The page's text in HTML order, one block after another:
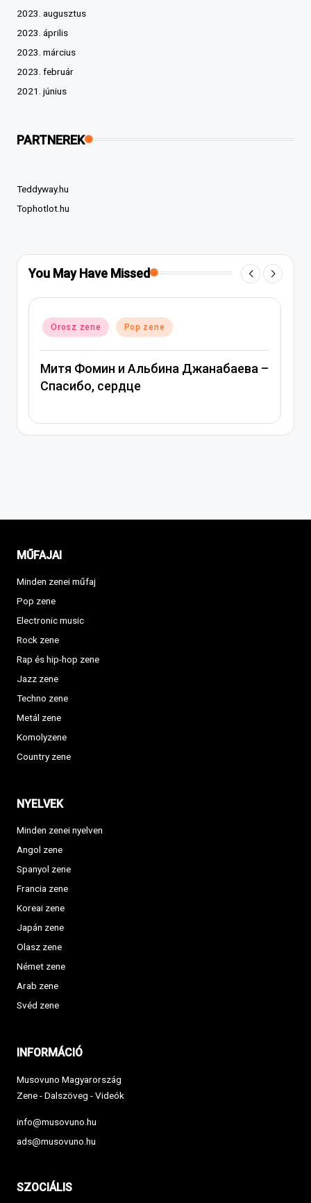
2023. augusztus
2023. április
2023. március
2023. február
2021. június
PARTNEREK
Teddyway.hu
Tophotlot.hu
You May Have Missed
Posted
in
Orosz zene Pop zene
Митя Фомин и Альбина Джанабаева –
Спасибо, сердце
MŰFAJAI
Minden zenei műfaj
Pop zene
Electronic music
Rock zene
Rap és hip-hop zene
Jazz zene
Techno zene
Metál zene
Komolyzene
Country zene
NYELVEK
Minden zenei nyelven
Angol zene
Spanyol zene
Francia zene
Koreai zene
Japán zene
Olasz zene
Német zene
Arab zene
Svéd zene
INFORMÁCIÓ
Musovuno Magyarország
Zene - Dalszöveg - Videók
info@musovuno.hu
ads@musovuno.hu
SZOCIÁLIS